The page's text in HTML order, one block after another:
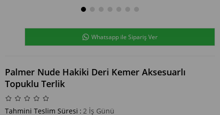
Whatsapp ile Sipariş Ver
Palmer Nude Hakiki Deri Kemer Aksesuarlı
Topuklu Terlik
Tahmini Teslim Süresi : 2 İş Günü